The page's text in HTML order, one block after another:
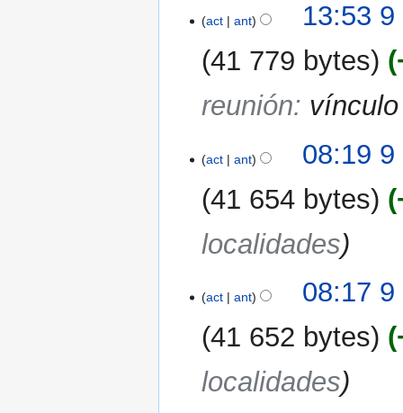
act ant
13:53
41 779 bytes
reunión:
act ant
08:19
41 654 bytes
localidades
act ant
08:17
41 652 bytes
localidades